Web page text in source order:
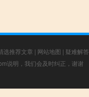
选推荐文章 | 网站地图 | 疑难解答
说明，我们会及时纠正，谢谢